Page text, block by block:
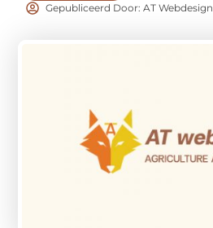
Gepubliceerd Door: AT Webdesign